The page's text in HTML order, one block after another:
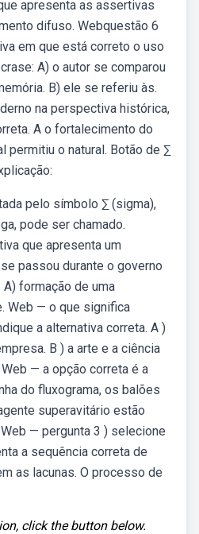
apresenta as assertivas
difuso. Webquestão 6
em que está correto o uso
A) o autor se comparou
B) ele se referiu às.
na perspectiva histórica,
A o fortalecimento do
permitiu o natural. Botão de ∑
pelo símbolo ∑ (sigma),
pode ser chamado.
que apresenta um
passou durante o governo
formação de uma
Web — o que significa
a alternativa correta. A )
B ) a arte e a ciência
— a opção correta é a
do fluxograma, os balões
superavitário estão
— pergunta 3 ) selecione
a sequência correta de
as lacunas. O processo de
click the button below.